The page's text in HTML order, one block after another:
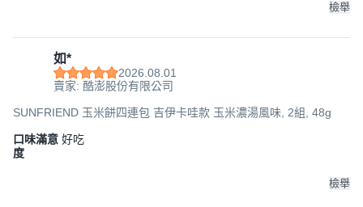
檢舉
如*
2026.08.01
賣家: 酷澎股份有限公司
SUNFRIEND 玉米餅四連包 吉伊卡哇款 玉米濃湯風味, 2組, 48g
口味滿意
度
好吃
檢舉